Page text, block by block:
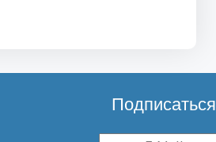
Подписаться